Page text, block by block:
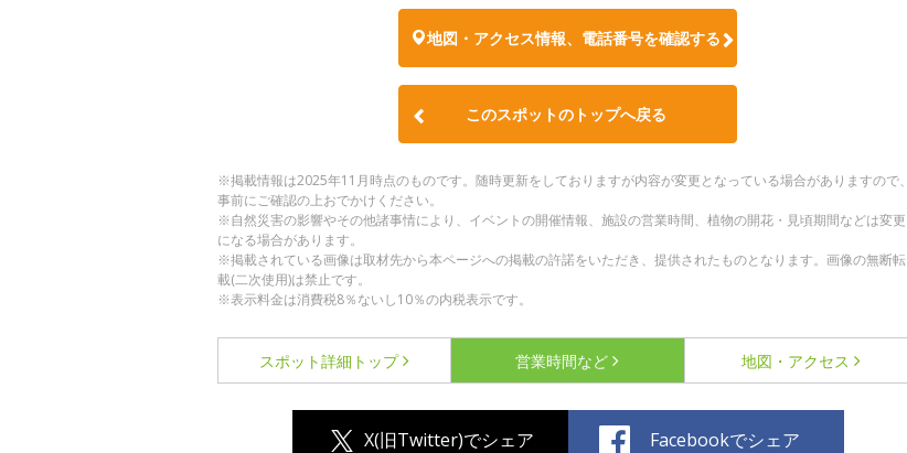
地図・アクセス情報、電話番号を確認する
このスポットのトップへ戻る
※掲載情報は2025年11月時点のものです。随時更新をしておりますが内容が変更となっている場合がありますので、
事前にご確認の上おでかけください。
※自然災害の影響やその他諸事情により、イベントの開催情報、施設の営業時間、植物の開花・見頃期間などは変更
になる場合があります。
※掲載されている画像は取材先から本ページへの掲載の許諾をいただき、提供されたものとなります。画像の無断転
載(二次使用)は禁止です。
※表示料金は消費税8％ないし10％の内税表示です。
スポット詳細 トップ 営業時間など 地図・アクセス
X(旧Twitter)でシェア Facebookでシェア